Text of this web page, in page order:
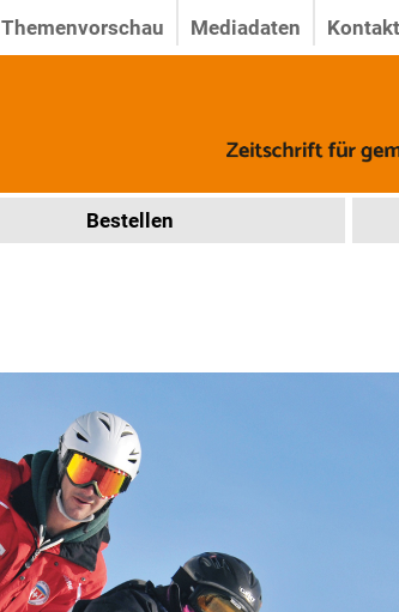
Kontakt
Mediadaten
Themenvorschau
Bestellen